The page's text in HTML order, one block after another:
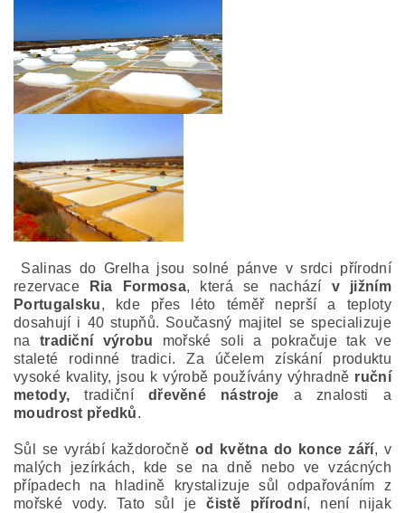
Salinas do Grelha jsou solné pánve v srdci přírodní
rezervace
Ria Formosa, která se nachází v jižním
Portugalsku, kde přes léto téměř neprší a teploty
dosahují i 40 stupňů. Současný majitel se specializuje
na tradiční výrobu mořské soli a pokračuje tak ve
staleté rodinné tradici. Za účelem získání produktu
vysoké kvality, jsou k výrobě používány výhradně ruční
metody, tradiční dřevěné nástroje a znalosti a
moudrost předků.
Sůl se vyrábí každoročně od května do konce září, v
malých jezírkách, kde se na dně nebo ve vzácných
případech na hladině krystalizuje sůl odpařováním z
mořské vody. Tato sůl ječistě přírodní, není nijak